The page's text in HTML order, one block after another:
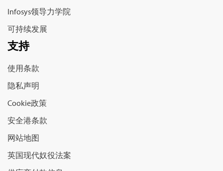
Infosys领导力学院
可持续发展
支持
使用条款
隐私声明
Cookie政策
安全港条款
网站地图
英国现代奴役法案